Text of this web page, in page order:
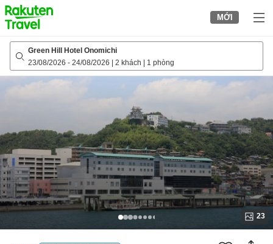
to
top
page
MỚI
Green Hill Hotel Onomichi
23/08/2026 - 24/08/2026 2 khách 1 phòng
23